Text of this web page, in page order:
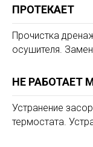
ПРОТЕКАЕТ
Прочистка
осушителя.
НЕ РАБОТАЕТ
Устранение
термостата.